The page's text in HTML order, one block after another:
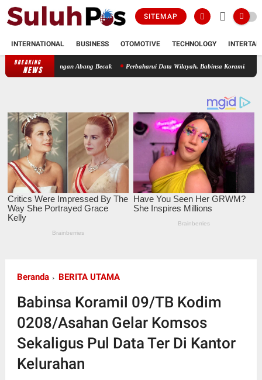
SITEMAP
INTERNATIONAL BUSINESS OTOMOTIVE TECHNOLOGY
BREAKING
NEWS
Dengan Abang Becak Perbaharui Data Wilayah, Babinsa Koramil 09/TB Kodim
Beranda BERITA UTAMA
Babinsa Koramil 09/TB Kodim
0208/Asahan Gelar Komsos
Sekaligus Pul Data Ter Di Kantor
Kelurahan